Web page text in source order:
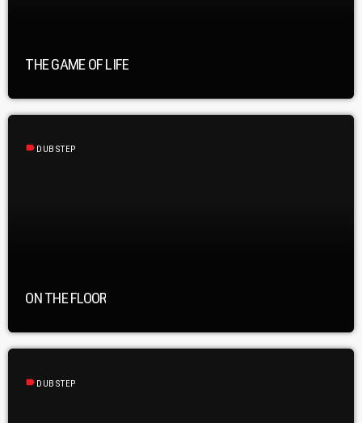
THE GAME OF LIFE
label DUBSTEP
ON THE FLOOR
label DUBSTEP